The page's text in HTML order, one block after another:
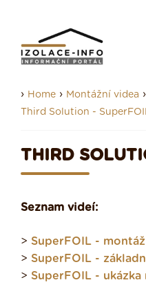
› Home › Montážní videa ›
Third Solution -
THIRD
Seznam videí:
> SuperFOIL -
> SuperFOIL -
> SuperFOIL - ukázka